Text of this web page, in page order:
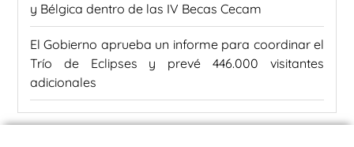
y Bélgica dentro de las IV Becas Cecam
El Gobierno aprueba un informe para coordinar el
Trío de Eclipses y prevé 446.000 visitantes
adicionales